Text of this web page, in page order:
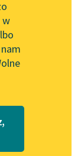
Lektur
formacie PDF
w
nie tylko